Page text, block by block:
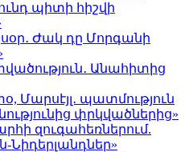
պիտի հիշվի
Ժակ դը Մորգանի
Անահիտից
Մարսէյլ․ պատմություն
փրկվածներից»
զուգահեռներում.